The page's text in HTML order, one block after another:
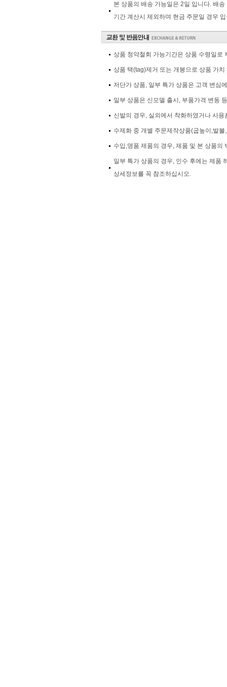
본 상품의 배송 가능일은 2일 입니다. 배
기간 계산시 제외하며 현금 주문일 경우
상품 청약철회 가능기간은 상품 수령일로
상품 택(tag)제거 또는 개봉으로 상품 가
저단가 상품, 일부 특가 상품은 고객 변심
일부 상품은 신모델 출시, 부품가격 변동
신발의 경우, 실외에서 착화하였거나 사
수제화 중 개별 주문제작상품(굽높이,발
수입,명품 제품의 경우, 제품 및 본 상품의
일부 특가 상품의 경우, 인수 후에는 제품
상세정보를 꼭 참조하십시오.